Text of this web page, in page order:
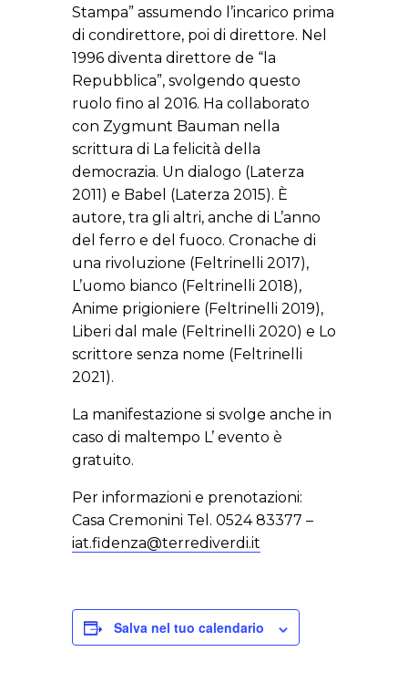
Stampa” assumendo l’incarico prima
di condirettore, poi di direttore. Nel
1996 diventa direttore de “la
Repubblica”, svolgendo questo
ruolo fino al 2016. Ha collaborato
con Zygmunt Bauman nella
scrittura di La felicità della
democrazia. Un dialogo (Laterza
2011) e Babel (Laterza 2015). È
autore, tra gli altri, anche di L’anno
del ferro e del fuoco. Cronache di
una rivoluzione (Feltrinelli 2017),
L’uomo bianco (Feltrinelli 2018),
Anime prigioniere (Feltrinelli 2019),
Liberi dal male (Feltrinelli 2020) e Lo
scrittore senza nome (Feltrinelli
2021).
La manifestazione si svolge anche in
caso di maltempo L’ evento è
gratuito.
Per informazioni e prenotazioni:
Casa Cremonini Tel. 0524 83377 –
iat.fidenza@terrediverdi.it
Salva nel tuo calendario